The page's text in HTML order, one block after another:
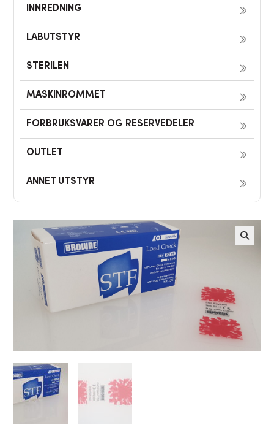
INNREDNING
LABUTSTYR
STERILEN
MASKINROMMET
FORBRUKSVARER OG RESERVEDELER
OUTLET
ANNET UTSTYR